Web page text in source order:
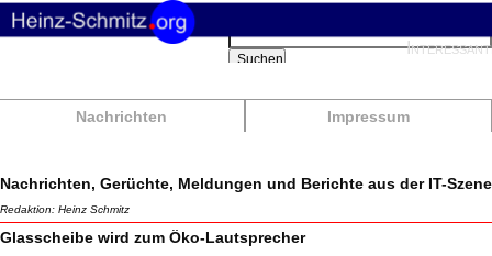
Nachrichten Impressum
Suchbegriffe
Suchen
Nachrichten, Gerüchte, Meldungen und Berichte aus der IT-Szene
Redaktion: Heinz Schmitz
Glasscheibe wird zum Öko-Lautsprecher